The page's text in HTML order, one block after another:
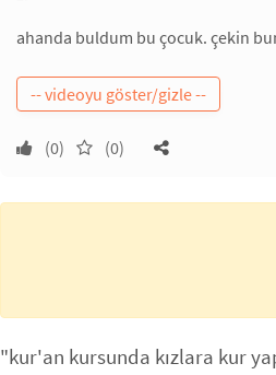
ahanda buldum bu çocuk. çekin
(0) (0)
"kur'an kursunda kızlara kur